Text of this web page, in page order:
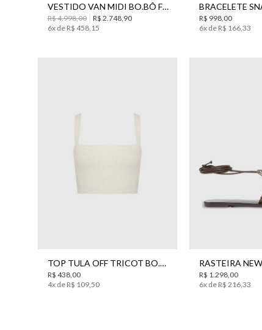
VESTIDO VAN MIDI BO.BÔ FEMININA
R$4.998,00 R$ 2 748, 90
6x de R$ 458, 15
R$ 998, 00
6x de R$ 166, 33
TOP TULA OFF TRICOT BO.BÔ FEMININO
R$ 438, 00
4x de R$ 109, 50
R$ 1 298, 00
6x de R$ 216, 33